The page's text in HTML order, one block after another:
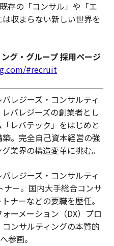
存の「コンサル」や「エ
収まらない新しい世界を
グ・グループ 採用ページ
#recruit
レジーズ・コンサルティ
バレジーズの創業者とし
レバテック」をはじめと
。完全自己資本経営の強
業界の構造変革に挑む。
レジーズ・コンサルティ
ナー。国内大手総合コンサ
ナーなどの要職を歴任。
ーメーション（DX）プロ
ンサルティングの本質的
参画。